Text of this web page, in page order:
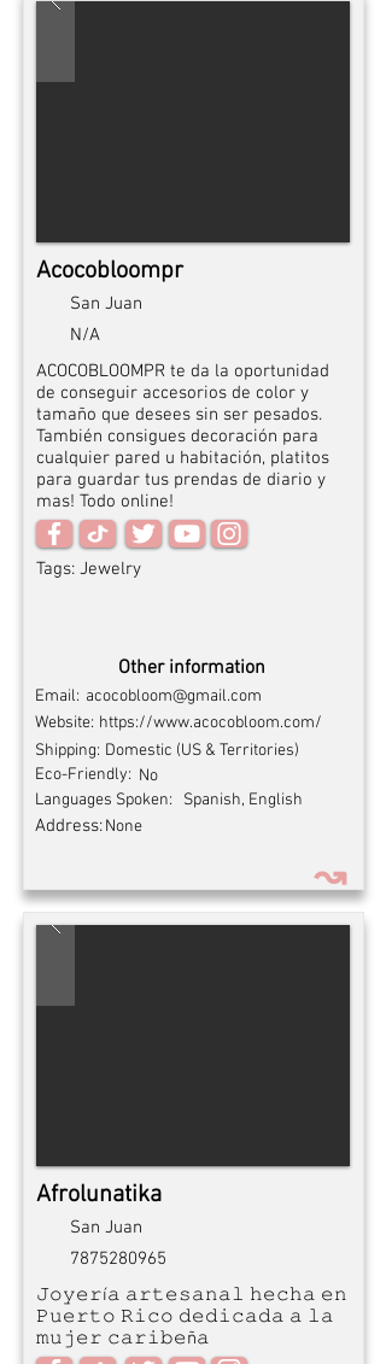
Acocobloompr
San Juan
N/A
ACOCOBLOOMPR te da la oportunidad
de conseguir accesorios de color y
tamaño que desees sin ser pesados.
También consigues decoración para
cualquier pared u habitación, platitos
para guardar tus prendas de diario y
mas! Todo online!
Tags: Jewelry
Other information
Email: acocobloom@gmail.com
Website: https://www.acocobloom.com/
Domestic (US & Territories)
Shipping:
Eco-Friendly: No
Spanish, English
Languages Spoken:
Address: None
↝
Afrolunatika
San Juan
7875280965
𝙹𝚘𝚢𝚎𝚛í𝚊 𝚊𝚛𝚝𝚎𝚜𝚊𝚗𝚊𝚕 𝚑𝚎𝚌𝚑𝚊 𝚎𝚗
𝙿𝚞𝚎𝚛𝚝𝚘 𝚁𝚒𝚌𝚘 𝚍𝚎𝚍𝚒𝚌𝚊𝚍𝚊 𝚊 𝚕𝚊
𝚖𝚞𝚓𝚎𝚛 𝚌𝚊𝚛𝚒𝚋𝚎ñ𝚊